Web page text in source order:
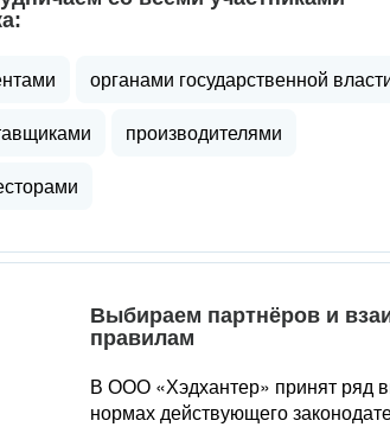
органами государственной
производителями
Выбираем партнёров и
правилам
В ООО «Хэдхантер» принят ряд
нормах действующего